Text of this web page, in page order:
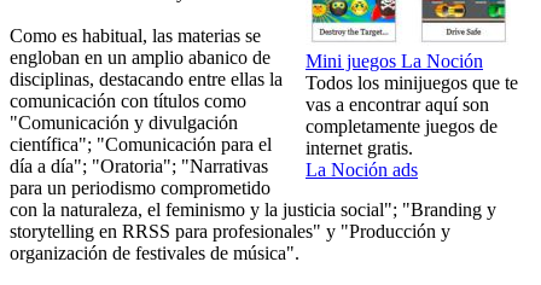
Mini juegos La Noción
Todos los minijuegos que te
vas a encontrar aquí son
completamente juegos de
internet gratis.
La Noción ads
Como es habitual, las materias se
engloban en un amplio abanico de
disciplinas, destacando entre ellas la
comunicación con títulos como
"Comunicación y divulgación
científica"; "Comunicación para el
día a día"; "Oratoria"; "Narrativas
para un periodismo comprometido
con la naturaleza, el feminismo y la justicia social"; "Branding y
storytelling en RRSS para profesionales" y "Producción y
organización de festivales de música".